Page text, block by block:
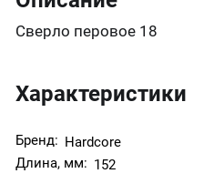
Сверло перовое 18
Характеристики
Бренд: Hardcore
Длина, мм: 152